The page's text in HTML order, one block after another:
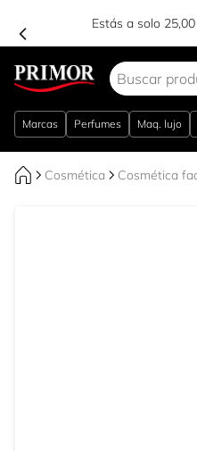
Estás a solo
Marcas Perfumes Maq. lujo
Cosmética Cosmética